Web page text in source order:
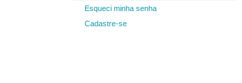
Esqueci minha senha
Cadastre-se